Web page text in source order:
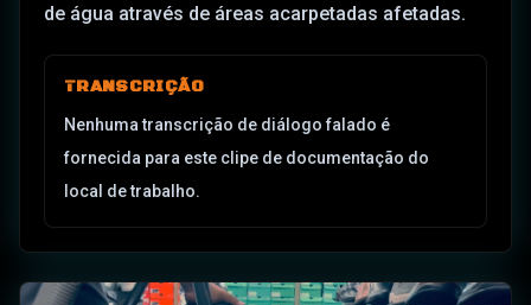
de água através de áreas acarpetadas afetadas.
TRANSCRIÇÃO
Nenhuma transcrição de diálogo falado é
fornecida para este clipe de documentação do
local de trabalho.